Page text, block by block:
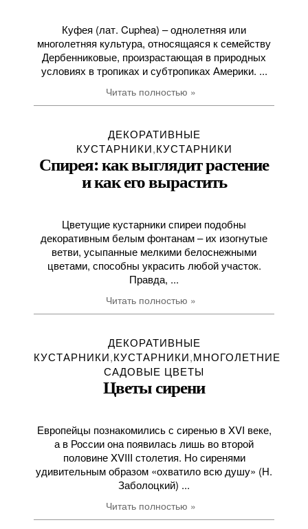
Куфея (лат. Cuphea) – однолетняя или
многолетняя культура, относящаяся к семейству
Дербенниковые, произрастающая в природных
условиях в тропиках и субтропиках Америки. ...
Читать полностью »
ДЕКОРАТИВНЫЕ
КУСТАРНИКИ,КУСТАРНИКИ
Спирея: как выглядит растение
и как его вырастить
Цветущие кустарники спиреи подобны
декоративным белым фонтанам – их изогнутые
ветви, усыпанные мелкими белоснежными
цветами, способны украсить любой участок.
Правда, ...
Читать полностью »
ДЕКОРАТИВНЫЕ
КУСТАРНИКИ,КУСТАРНИКИ,МНОГОЛЕТНИЕ
САДОВЫЕ ЦВЕТЫ
Цветы сирени
Европейцы познакомились с сиренью в XVI веке,
а в России она появилась лишь во второй
половине XVIII столетия. Но сиренями
удивительным образом «охватило всю душу» (Н.
Заболоцкий) ...
Читать полностью »